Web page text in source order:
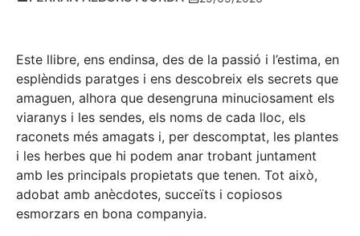
Este llibre, ens endinsa, des de la passió i l’estima, en
esplèndids paratges i ens descobreix els secrets que
amaguen, alhora que desengruna minuciosament els
viaranys i les sendes, els noms de cada lloc, els
raconets més amagats i, per descomptat, les plantes
i les herbes que hi podem anar trobant juntament
amb les principals propietats que tenen. Tot això,
adobat amb anècdotes, succeïts i copiosos
esmorzars en bona companyia.